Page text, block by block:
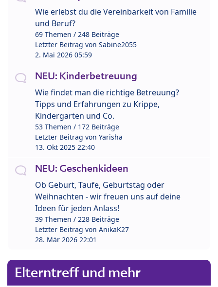
Wie erlebst du die Vereinbarkeit von Familie
und Beruf?
69 Themen / 248 Beiträge
Letzter Beitrag von Sabine2055
2. Mai 2026 05:59
NEU: Kinderbetreuung
Wie findet man die richtige Betreuung?
Tipps und Erfahrungen zu Krippe,
Kindergarten und Co.
53 Themen / 172 Beiträge
Letzter Beitrag von Yarisha
13. Okt 2025 22:40
NEU: Geschenkideen
Ob Geburt, Taufe, Geburtstag oder
Weihnachten - wir freuen uns auf deine
Ideen für jeden Anlass!
39 Themen / 228 Beiträge
Letzter Beitrag von AnikaK27
28. Mär 2026 22:01
Elterntreff und mehr